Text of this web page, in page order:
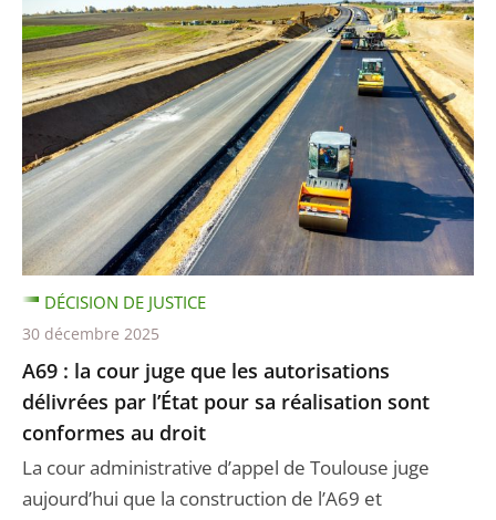
A69 : la cour juge que les autorisations
délivrées par l’État pour sa réalisation sont
conformes au droit
La cour administrative d’appel de Toulouse juge
aujourd’hui que la construction de l’A69 et
DÉCISION DE JUSTICE
30 décembre 2025